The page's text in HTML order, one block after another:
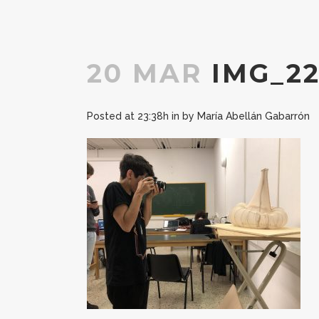
20 MAR
Posted at 23:38h in by María Abellán Gabarrón